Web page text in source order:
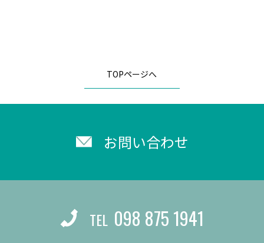
TOPページへ
お問い合わせ
TEL 098 875 1941